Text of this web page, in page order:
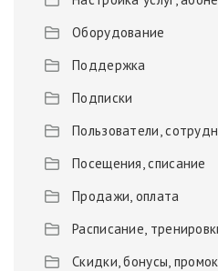
Оборудование
Поддержка
Подписки
Пользователи,
Посещения, списание
Продажи, оплата
Расписание,
Скидки, бонусы,